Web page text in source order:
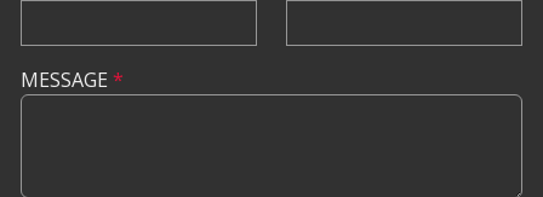
MESSAGE *